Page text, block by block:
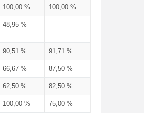
100,00 % 100,00 %
48,95 %
90,51 % 91,71 %
66,67 % 87,50 %
62,50 % 82,50 %
100,00 % 75,00 %